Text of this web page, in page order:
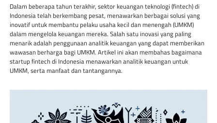
Dalam beberapa tahun terakhir, sektor keuangan teknologi (fintech) di
Indonesia telah berkembang pesat, menawarkan berbagai solusi yang
inovatif untuk membantu pelaku usaha kecil dan menengah (UMKM)
dalam mengelola keuangan mereka. Salah satu inovasi yang paling
menarik adalah penggunaan analitik keuangan yang dapat memberikan
wawasan berharga bagi UMKM. Artikel ini akan membahas bagaimana
startup fintech di Indonesia menawarkan analitik keuangan untuk
UMKM, serta manfaat dan tantangannya.